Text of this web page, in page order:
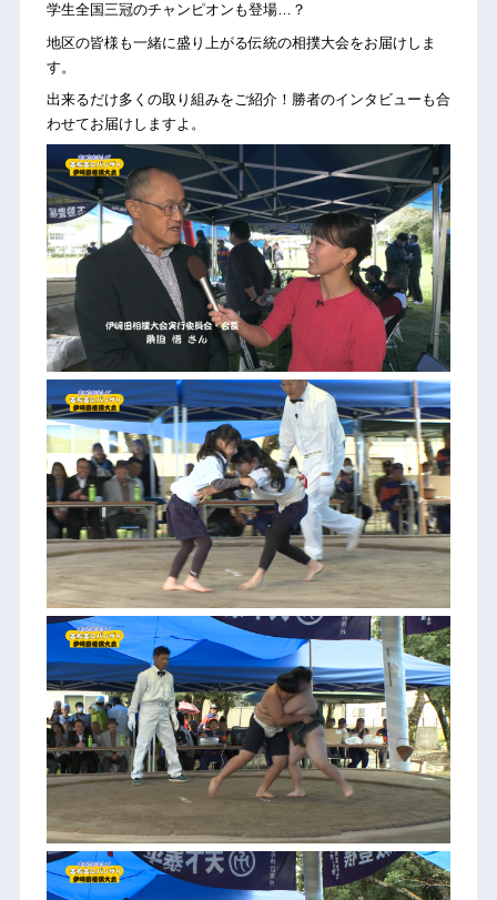
学生全国三冠のチャンピオンも登場…？
地区の皆様も一緒に盛り上がる伝統の相撲大会をお届けしま
す。
出来るだけ多くの取り組みをご紹介！勝者のインタビューも合
わせてお届けしますよ。